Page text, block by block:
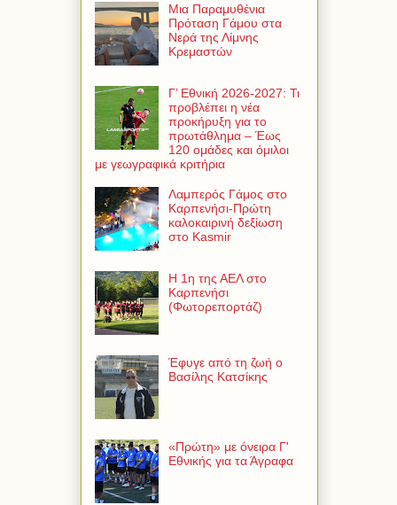
Μια Παραμυθένια
Πρόταση Γάμου στα
Νερά της Λίμνης
Κρεμαστών
Γ’ Εθνική 2026-2027: Τι
προβλέπει η νέα
προκήρυξη για το
πρωτάθλημα – Έως
120 ομάδες και όμιλοι
με γεωγραφικά κριτήρια
Λαμπερός Γάμος στο
Καρπενήσι-Πρώτη
καλοκαιρινή δεξίωση
στο Kasmir
Η 1η της ΑΕΛ στο
Καρπενήσι
(Φωτορεπορτάζ)
Έφυγε από τη ζωή ο
Βασίλης Κατσίκης
«Πρώτη» με όνειρα Γ'
Εθνικής για τα Άγραφα